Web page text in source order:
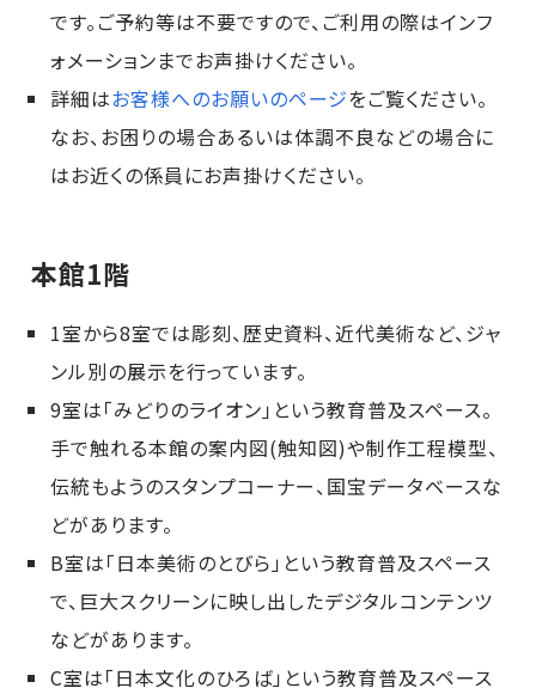
です。ご予約等は不要ですので、ご利用の際はインフ
ォメーションまでお声掛けください。
詳細はお客様へのお願いのページをご覧ください。
なお、お困りの場合あるいは体調不良などの場合に
はお近くの係員にお声掛けください。
本館1階
1室から8室では彫刻、歴史資料、近代美術など、ジャ
ンル別の展示を行っています。
9室は「みどりのライオン」という教育普及スペース。
手で触れる本館の案内図(触知図)や制作工程模型、
伝統もようのスタンプコーナー、国宝データベースな
どがあります。
B室は「日本美術のとびら」という教育普及スペース
で、巨大スクリーンに映し出したデジタルコンテンツ
などがあります。
C室は「日本文化のひろば」という教育普及スペース